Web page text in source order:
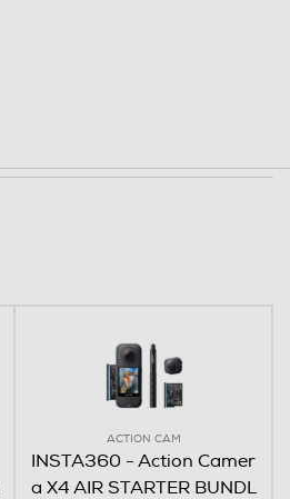
ACTION CAM
INSTA360 - Action Camer
a X4 AIR STARTER BUNDL